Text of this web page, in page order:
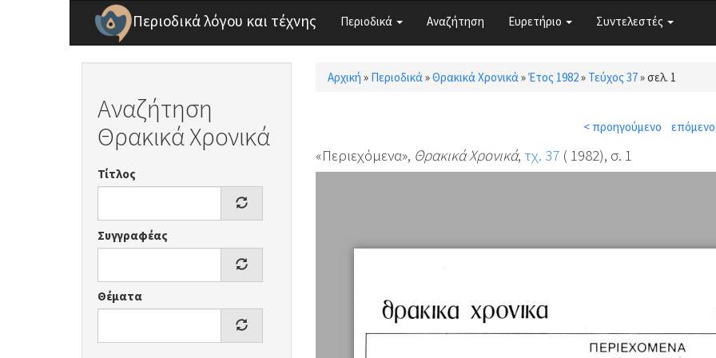
Παράκαμψη προς το κυρίως περιεχόμενο
Περιοδικά λόγου και τέχνης Περιοδικά Αναζήτηση Ευρετήριο Συντελεστές
Αναζήτηση
Θρακικά Χρονικά
Τίτλος
Συγγραφέας
Θέματα
Είστε εδώ
Αρχική » Περιοδικά»Θρακικά Χρονικά»Έτος 1982» Τεύχος 37»σελ. 1
< προηγούμενο
«Περιεχόμενα», Θρακικά Χρονικά, τχ. 37( 1982), σ. 1